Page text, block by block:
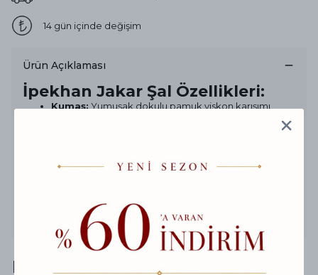
14 gün içinde değişim
Ürün Açıklaması
İpekhan Jakar Şal Özellikleri:
Kumaş: Yumuşak dokulu pamuk viskon karışımı
Dört mevsim kullanıma uygun hafif ve nefes
alabilir yapı
Şıklığı ve sadeliği bir arada sunan bu özel şal, her tarza
kolayca uyum sağlar
Hediyeni Taçlandır